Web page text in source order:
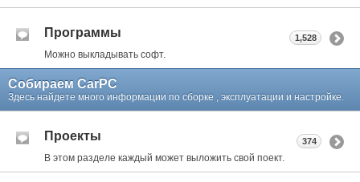
Программы
Можно выкладывать софт.
1,528
Собираем CarPC
Здесь найдете много информации по сборке , эксплуатации и настройке.
Проекты
В этом разделе каждый может выложить свой поект.
374